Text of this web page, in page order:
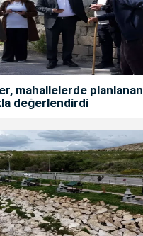
mahallelerde
değerlendirdi